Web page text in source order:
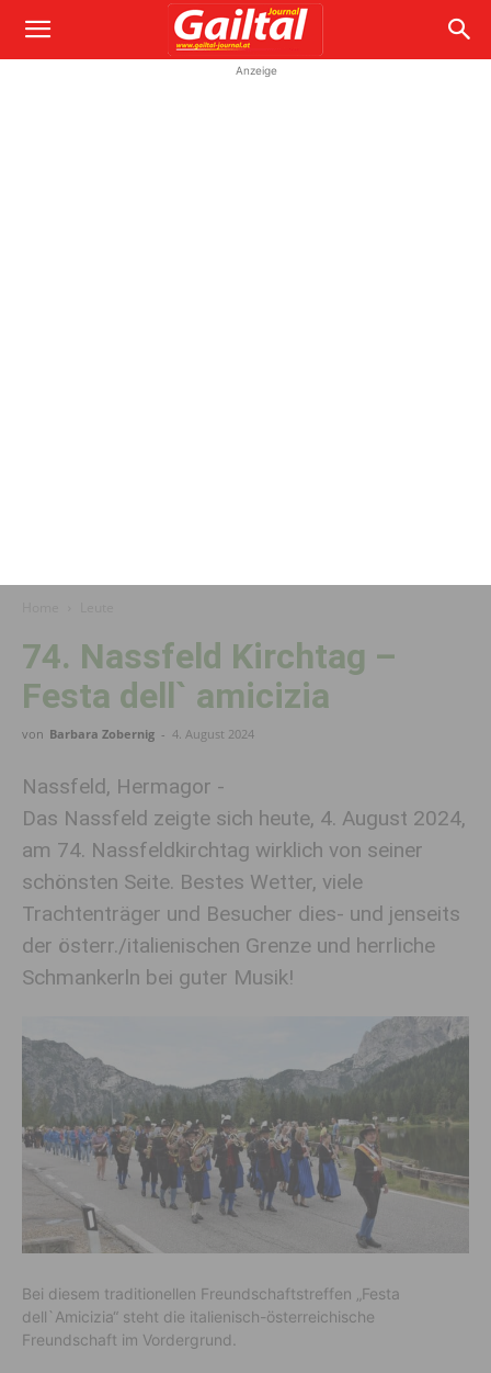
Anzeige
74. Nassfeld Kirchtag –
Festa dell` amicizia
von Barbara Zobernig - 4. August 2024
Nassfeld, Hermagor -
Das Nassfeld zeigte sich heute, 4. August 2024,
am 74. Nassfeldkirchtag wirklich von seiner
schönsten Seite. Bestes Wetter, viele
Trachtenträger und Besucher dies- und jenseits
der österr./italienischen Grenze und herrliche
Schmankerln bei guter Musik!
Bei diesem traditionellen Freundschaftstreffen „Festa
dell`Amicizia“ steht die italienisch-österreichische
Freundschaft im Vordergrund.